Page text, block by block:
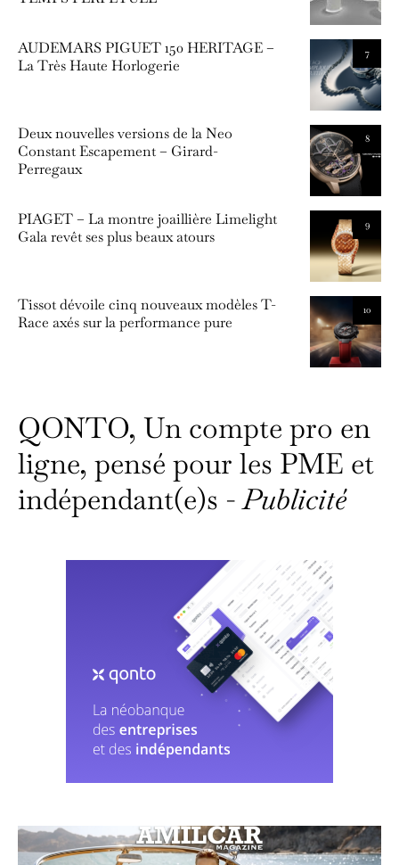
7
AUDEMARS PIGUET 150 HERITAGE –
La Très Haute Horlogerie
8
Deux nouvelles versions de la Neo
Constant Escapement – Girard-
Perregaux
9
PIAGET – La montre joaillière Limelight
Gala revêt ses plus beaux atours
10
Tissot dévoile cinq nouveaux modèles T-
Race axés sur la performance pure
QONTO, Un compte pro en
ligne, pensé pour les PME et
indépendant(e)s -Publicité